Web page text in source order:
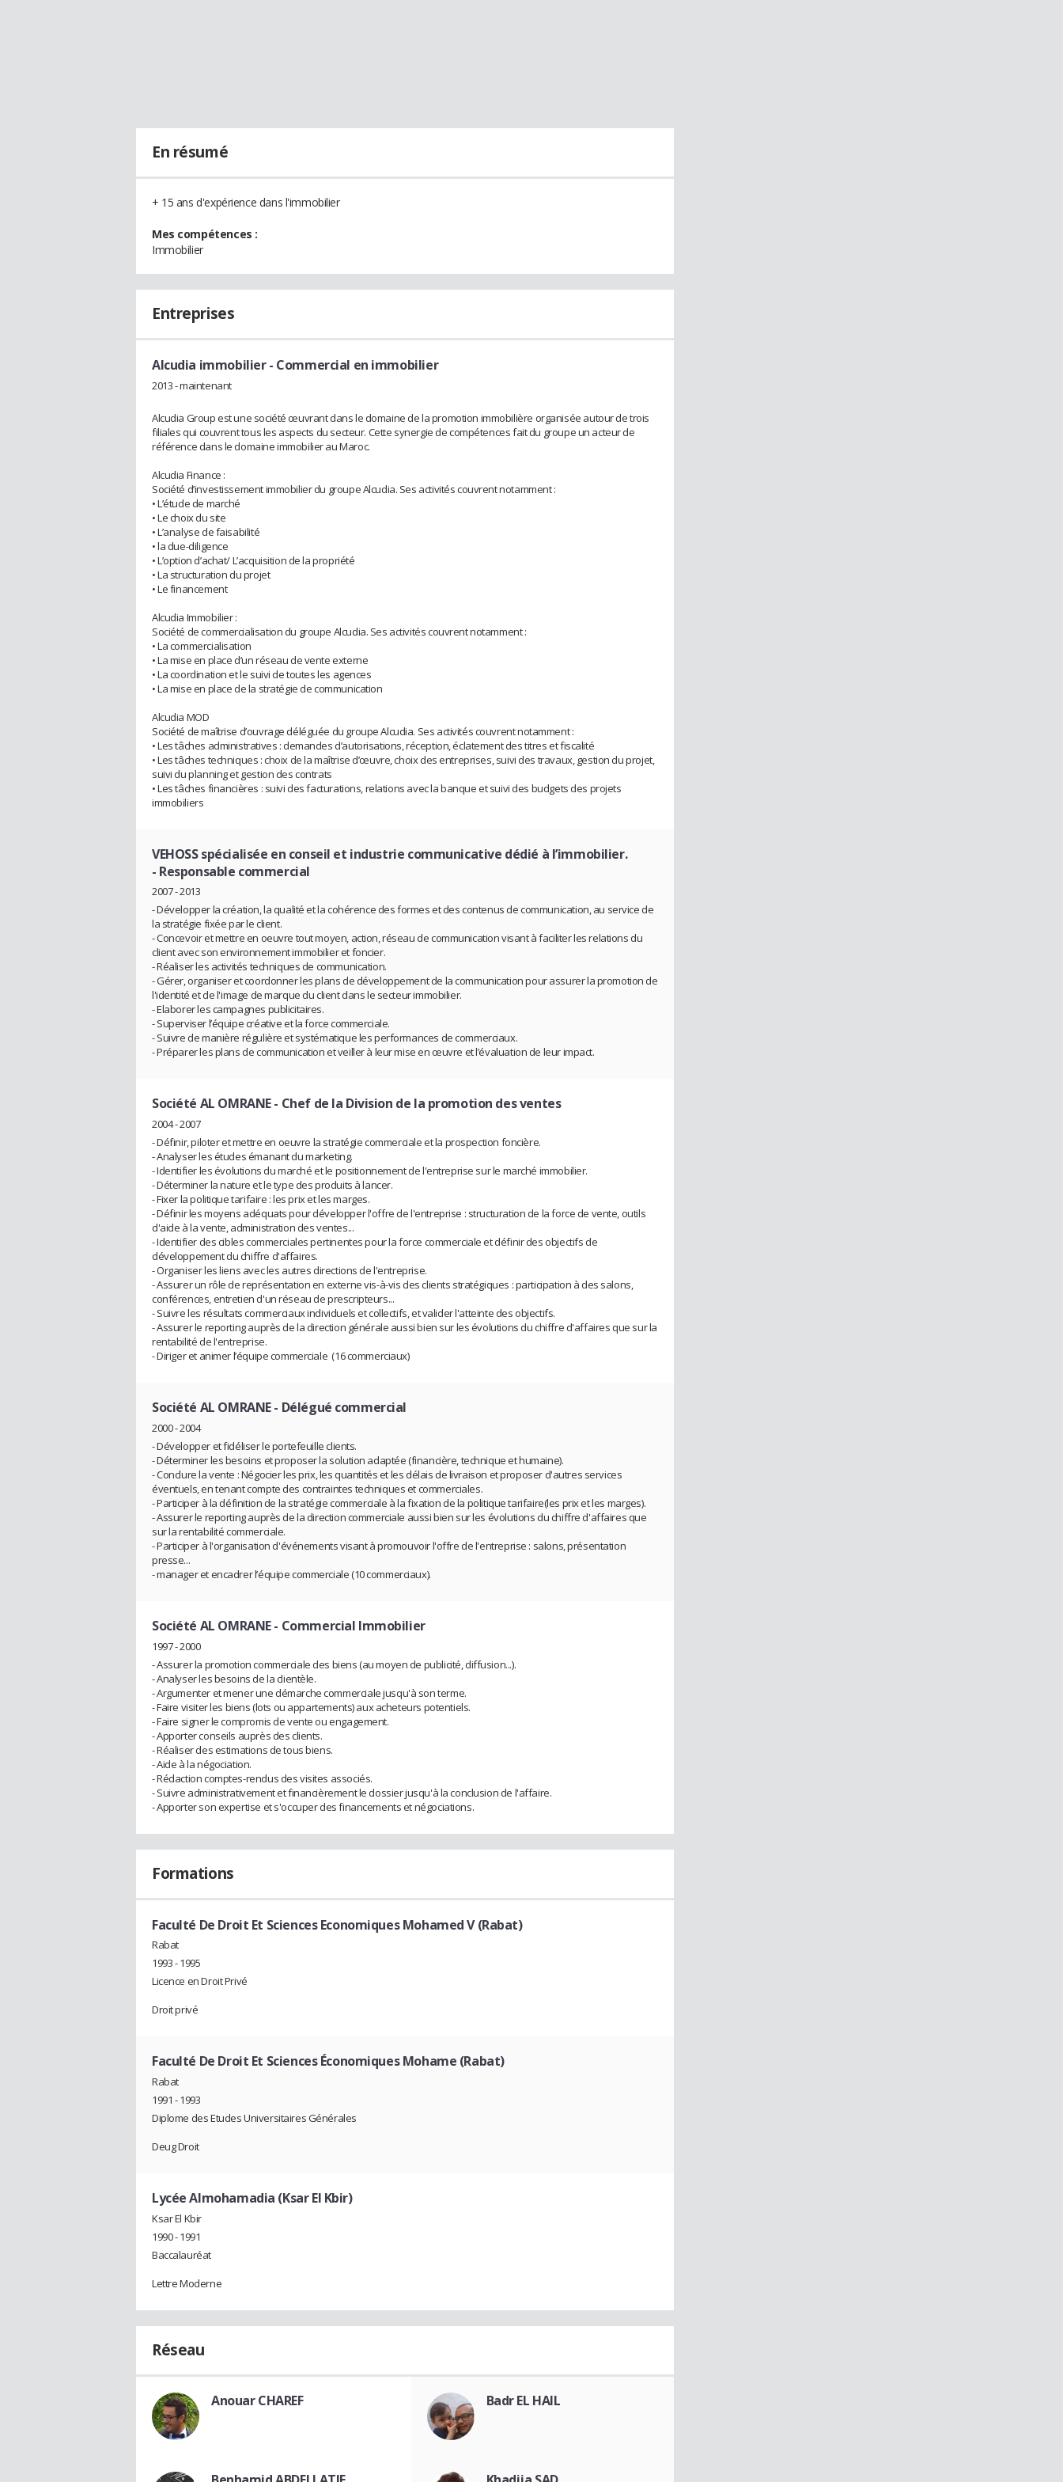
En résumé
+ 15 ans d'expérience dans l'immobilier
Mes compétences :
Immobilier
Entreprises
Alcudia immobilier- Commercial en immobilier
2013 - maintenant
Alcudia Group est une société œuvrant dans le domaine de la promotion immobilière organisée autour de trois
filiales qui couvrent tous les aspects du secteur. Cette synergie de compétences fait du groupe un acteur de
référence dans le domaine immobilier au Maroc.
Alcudia Finance :
Société d’investissement immobilier du groupe Alcudia. Ses activités couvrent notamment :
• L’étude de marché
• Le choix du site
• L’analyse de faisabilité
• la due-diligence
• L’option d’achat/ L’acquisition de la propriété
• La structuration du projet
• Le financement
Alcudia Immobilier :
Société de commercialisation du groupe Alcudia. Ses activités couvrent notamment :
• La commercialisation
• La mise en place d’un réseau de vente externe
• La coordination et le suivi de toutes les agences
• La mise en place de la stratégie de communication
Alcudia MOD
Société de maîtrise d’ouvrage déléguée du groupe Alcudia. Ses activités couvrent notamment :
• Les tâches administratives : demandes d’autorisations, réception, éclatement des titres et fiscalité
• Les tâches techniques : choix de la maîtrise d’œuvre, choix des entreprises, suivi des travaux, gestion du projet,
suivi du planning et gestion des contrats
• Les tâches financières : suivi des facturations, relations avec la banque et suivi des budgets des projets
immobiliers
VEHOSS spécialisée en conseil et industrie communicative dédié à l’immobilier.
- Responsable commercial
2007 - 2013
- Développer la création, la qualité et la cohérence des formes et des contenus de communication, au service de
la stratégie fixée par le client.
- Concevoir et mettre en oeuvre tout moyen, action, réseau de communication visant à faciliter les relations du
client avec son environnement immobilier et foncier.
- Réaliser les activités techniques de communication.
- Gérer, organiser et coordonner les plans de développement de la communication pour assurer la promotion de
l'identité et de l'image de marque du client dans le secteur immobilier.
- Elaborer les campagnes publicitaires.
- Superviser l’équipe créative et la force commerciale.
- Suivre de manière régulière et systématique les performances de commerciaux.
- Préparer les plans de communication et veiller à leur mise en œuvre et l’évaluation de leur impact.
Société AL OMRANE- Chef de la Division de la promotion des ventes
2004 - 2007
- Définir, piloter et mettre en oeuvre la stratégie commerciale et la prospection foncière.
- Analyser les études émanant du marketing.
- Identifier les évolutions du marché et le positionnement de l'entreprise sur le marché immobilier.
- Déterminer la nature et le type des produits à lancer.
- Fixer la politique tarifaire : les prix et les marges.
- Définir les moyens adéquats pour développer l'offre de l'entreprise : structuration de la force de vente, outils
d'aide à la vente, administration des ventes...
- Identifier des cibles commerciales pertinentes pour la force commerciale et définir des objectifs de
développement du chiffre d'affaires.
- Organiser les liens avec les autres directions de l'entreprise.
- Assurer un rôle de représentation en externe vis-à-vis des clients stratégiques : participation à des salons,
conférences, entretien d'un réseau de prescripteurs...
- Suivre les résultats commerciaux individuels et collectifs, et valider l'atteinte des objectifs.
- Assurer le reporting auprès de la direction générale aussi bien sur les évolutions du chiffre d'affaires que sur la
rentabilité de l'entreprise.
- Diriger et animer l’équipe commerciale (16 commerciaux)
Société AL OMRANE- Délégué commercial
2000 - 2004
- Développer et fidéliser le portefeuille clients.
- Déterminer les besoins et proposer la solution adaptée (financière, technique et humaine).
- Conclure la vente : Négocier les prix, les quantités et les délais de livraison et proposer d'autres services
éventuels, en tenant compte des contraintes techniques et commerciales.
- Participer à la définition de la stratégie commerciale à la fixation de la politique tarifaire(les prix et les marges).
- Assurer le reporting auprès de la direction commerciale aussi bien sur les évolutions du chiffre d'affaires que
sur la rentabilité commerciale.
- Participer à l'organisation d'événements visant à promouvoir l'offre de l'entreprise : salons, présentation
presse...
- manager et encadrer l’équipe commerciale (10 commerciaux).
Société AL OMRANE- Commercial Immobilier
1997 - 2000
- Assurer la promotion commerciale des biens (au moyen de publicité, diffusion...).
- Analyser les besoins de la clientèle.
- Argumenter et mener une démarche commerciale jusqu'à son terme.
- Faire visiter les biens (lots ou appartements) aux acheteurs potentiels.
- Faire signer le compromis de vente ou engagement.
- Apporter conseils auprès des clients.
- Réaliser des estimations de tous biens.
- Aide à la négociation.
- Rédaction comptes-rendus des visites associés.
- Suivre administrativement et financièrement le dossier jusqu'à la conclusion de l'affaire.
- Apporter son expertise et s'occuper des financements et négociations.
Formations
Faculté De Droit Et Sciences Economiques Mohamed V (Rabat)
Rabat
1993 - 1995
Licence en Droit Privé
Droit privé
Faculté De Droit Et Sciences Économiques Mohame (Rabat)
Rabat
1991 - 1993
Diplome des Etudes Universitaires Générales
Deug Droit
Lycée Almohamadia (Ksar El Kbir)
Ksar El Kbir
1990 - 1991
Baccalauréat
Lettre Moderne
Réseau
Anouar CHAREF Badr EL HAIL